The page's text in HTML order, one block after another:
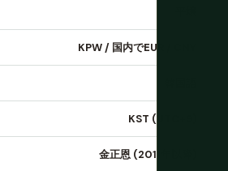
KPW / 国内でEUR / CNY
KST (UTC+9)
金正恩 (2011年以降)